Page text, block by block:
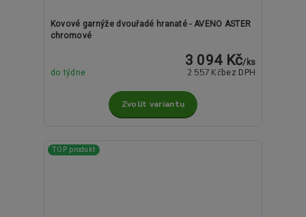
Kovové garnýže dvouřadé hranaté - AVENO ASTER
chromové
3 094 Kč/ ks
2 557 Kč bez DPH
do týdne
Zvolit variantu
TOP produkt